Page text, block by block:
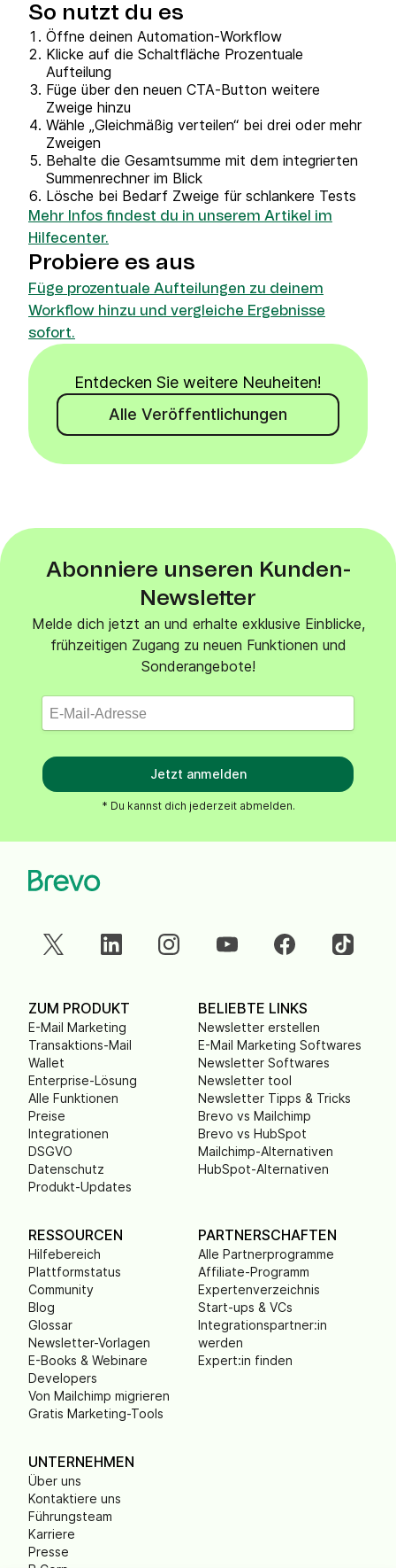
So nutzt du es
Öffne deinen Automation‑Workflow
Klicke auf die Schaltfläche Prozentuale
Aufteilung
Füge über den neuen CTA‑Button weitere
Zweige hinzu
Wähle „Gleichmäßig verteilen“ bei drei oder mehr
Zweigen
Behalte die Gesamtsumme mit dem integrierten
Summenrechner im Blick
Lösche bei Bedarf Zweige für schlankere Tests
Mehr Infos findest du in unserem Artikel im
Hilfecenter.
Probiere es aus
Füge prozentuale Aufteilungen zu deinem
Workflow hinzu und vergleiche Ergebnisse
sofort.
Entdecken Sie weitere Neuheiten!
Alle Veröffentlichungen
Abonniere unseren Kunden-
Newsletter
Melde dich jetzt an und erhalte exklusive Einblicke,
frühzeitigen Zugang zu neuen Funktionen und
Sonderangebote!
Jetzt anmelden
* Du kannst dich jederzeit abmelden.
ZUM PRODUKT
E-Mail Marketing
Transaktions-Mail
Wallet
Enterprise-Lösung
Alle Funktionen
Preise
Integrationen
DSGVO
Datenschutz
Produkt-Updates
BELIEBTE LINKS
Newsletter erstellen
E-Mail Marketing Softwares
Newsletter Softwares
Newsletter tool
Newsletter Tipps & Tricks
Brevo vs Mailchimp
Brevo vs HubSpot
Mailchimp-Alternativen
HubSpot-Alternativen
RESSOURCEN
Hilfebereich
Plattformstatus
Community
Blog
Glossar
Newsletter-Vorlagen
E-Books & Webinare
Developers
Von Mailchimp migrieren
Gratis Marketing-Tools
PARTNERSCHAFTEN
Alle Partnerprogramme
Affiliate-Programm
Expertenverzeichnis
Start-ups & VCs
Integrationspartner:in
werden
Expert:in finden
UNTERNEHMEN
Über uns
Kontaktiere uns
Führungsteam
Karriere
Presse